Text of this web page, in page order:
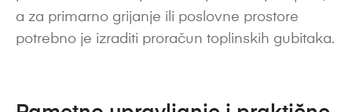
a za primarno grijanje ili poslovne prostore
potrebno je izraditi proračun toplinskih gubitaka.